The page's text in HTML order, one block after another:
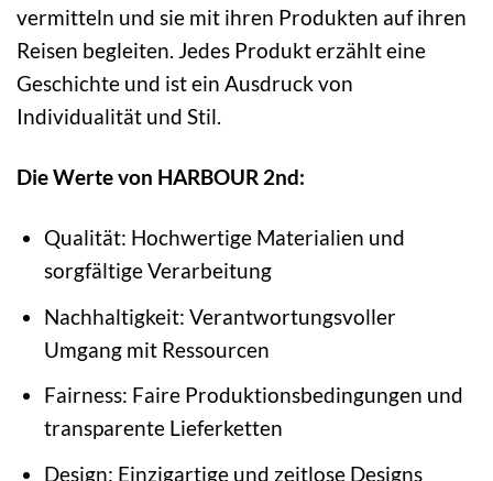
vermitteln und sie mit ihren Produkten auf ihren
Reisen begleiten. Jedes Produkt erzählt eine
Geschichte und ist ein Ausdruck von
Individualität und Stil.
Die Werte von HARBOUR 2nd:
Qualität: Hochwertige Materialien und
sorgfältige Verarbeitung
Nachhaltigkeit: Verantwortungsvoller
Umgang mit Ressourcen
Fairness: Faire Produktionsbedingungen und
transparente Lieferketten
Design: Einzigartige und zeitlose Designs